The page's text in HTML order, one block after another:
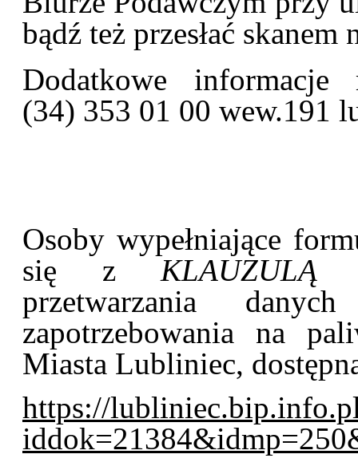
bądź też przesłać skanem
Dodatkowe
(34) 353 01 00 wew.191
Osoby wypełniające
się z KLAUZULĄ
przetwarzania
zapotrzebowania na
Miasta Lubliniec,
https://